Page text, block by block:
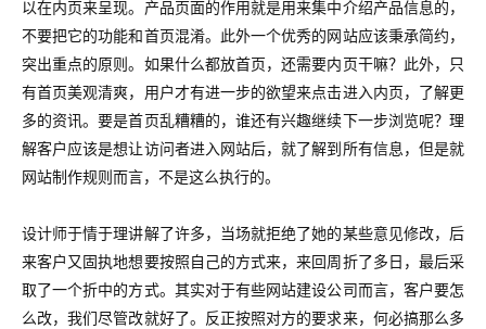
以在内页来呈现。产品页面的作用就是用来集中介绍产品信息的，
不要把它的功能和首页混淆。此外一个优秀的网站应该秉承简约，
突出重点的原则。如果什么都放首页，还需要内页干嘛？此外，只
有首页美观清爽，用户才有进一步的欲望来点击进入内页，了解更
多的资讯。要是首页乱糟糟的，谁还有兴趣继续下一步浏览呢？理
解客户应该是想让访问者进入网站后，就了解到所有信息，但是就
网站制作规则而言，不是这么执行的。
设计师于情于理讲解了许多，当场就拒绝了她的某些意见修改，后
来客户又固执地想要按照自己的方式来，来回周折了多日，最后采
取了一个折中的方式。其实对于有些网站建设公司而言，客户要怎
么改，我们尽管改就好了。反正按照对方的要求来，何必搞那么多